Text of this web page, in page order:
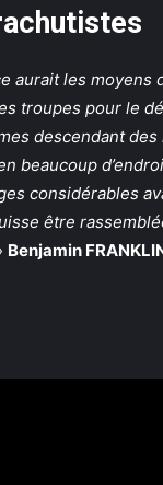
aurait les moyens
troupes pour le
descendant des
beaucoup
considérables
être
Benjamin